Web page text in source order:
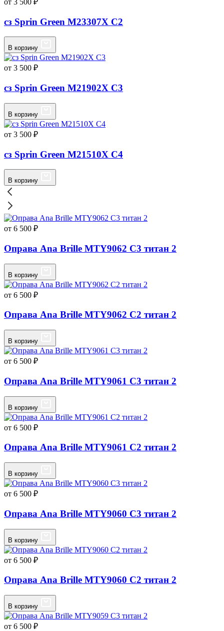
от 3 500 ₽
сз Sprin Green M23307X C2
В корзину
от 3 500 ₽
сз Sprin Green M21902X C3
В корзину
от 3 500 ₽
сз Sprin Green M21510X C4
В корзину
от 6 500 ₽
Оправа Ana Brille MTY9062 C3 титан 2
В корзину
от 6 500 ₽
Оправа Ana Brille MTY9062 C2 титан 2
В корзину
от 6 500 ₽
Оправа Ana Brille MTY9061 C3 титан 2
В корзину
от 6 500 ₽
Оправа Ana Brille MTY9061 C2 титан 2
В корзину
от 6 500 ₽
Оправа Ana Brille MTY9060 C3 титан 2
В корзину
от 6 500 ₽
Оправа Ana Brille MTY9060 C2 титан 2
В корзину
от 6 500 ₽